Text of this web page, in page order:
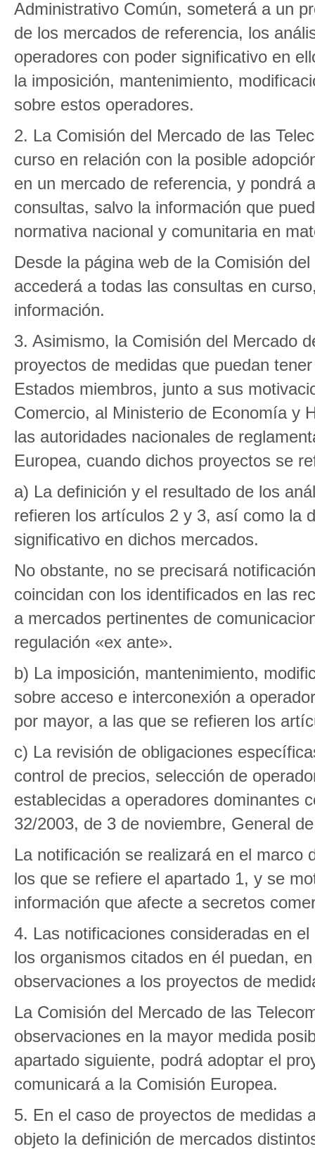
Administrativo Común, someterá a un
de los mercados de referencia, los
operadores con poder significativo en
la imposición, mantenimiento,
sobre estos operadores.
2. La Comisión del Mercado de las
curso en relación con la posible
en un mercado de referencia, y pondrá
consultas, salvo la información que
normativa nacional y comunitaria en
Desde la página web de la Comisión
accederá a todas las consultas en
información.
3. Asimismo, la Comisión del Mercado
proyectos de medidas que puedan
Estados miembros, junto a sus
Comercio, al Ministerio de Economía y
las autoridades nacionales de
Europea, cuando dichos proyectos se
a) La definición y el resultado de los
refieren los artículos 2 y 3, así como la
significativo en dichos mercados.
No obstante, no se precisará
coincidan con los identificados en las
a mercados pertinentes de
regulación «ex ante».
b) La imposición, mantenimiento,
sobre acceso e interconexión a
por mayor, a las que se refieren los
c) La revisión de obligaciones
control de precios, selección de
establecidas a operadores dominantes
32/2003, de 3 de noviembre, General
La notificación se realizará en el marco
los que se refiere el apartado 1, y se
información que afecte a secretos
4. Las notificaciones consideradas en
los organismos citados en él puedan,
observaciones a los proyectos de
La Comisión del Mercado de las
observaciones en la mayor medida
apartado siguiente, podrá adoptar el
comunicará a la Comisión Europea.
5. En el caso de proyectos de medidas
objeto la definición de mercados